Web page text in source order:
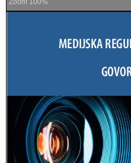
Zoom 100%